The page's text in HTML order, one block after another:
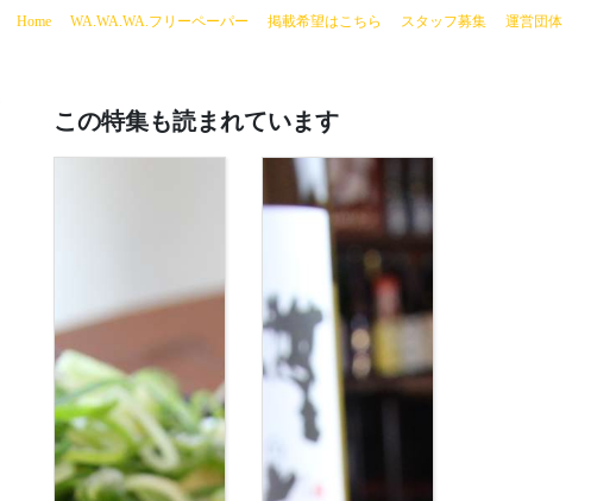
Home(current)
WA.WA.WA.フリーペーパー 掲載希望はこちら スタッフ募集 運営団体
この特集も読まれています